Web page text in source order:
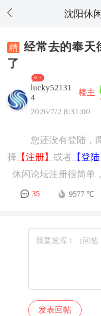
沈阳休
经常去的奉天
了
精 + 9
lucky52131
4
楼主
2026/7/2 8:31:00
您还没有登陆，
择 【注册】 或者 【登陆
休闲论坛注册很简单
35 9577 ℃